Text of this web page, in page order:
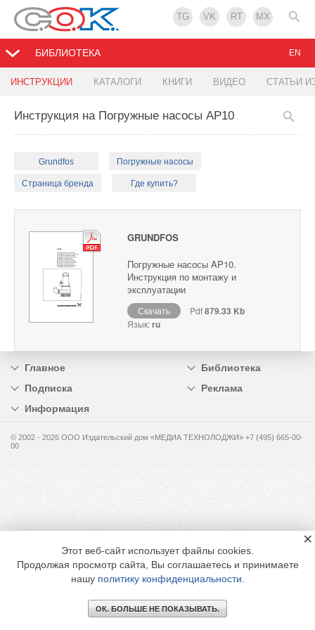
TG VK RT MX
БИБЛИОТЕКА
ИНСТРУКЦИИ КАТАЛОГИ КНИГИ ВИДЕО СТАТЬИ
EN
Инструкция на Погружные насосы AP10
Grundfos Погружные насосы
Страница бренда Где купить?
GRUNDFOS
Погружные насосы AP10.
Инструкция по монтажу и
эксплуатации
Скачать Pdf879.33 Kb
Язык:ru
Главное
Библиотека
Подписка
Реклама
Информация
© 2002 - 2026 OOO Издательский дом «МЕДИА ТЕХНОЛОДЖИ» +7 (495) 665-00-
00
Этот веб-сайт использует файлы cookies.
Продолжая просмотр сайта, Вы соглашаетесь и принимаете
нашу политику конфиденциальности
ОК. БОЛЬШЕ НЕ ПОКАЗЫВАТЬ.
×